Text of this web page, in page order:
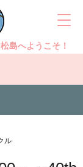
島へようこそ！
ル